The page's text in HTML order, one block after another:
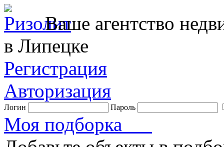
Ваше агентство
в Липецке
Регистрация
Авторизация
Логин Пароль
Моя подборка